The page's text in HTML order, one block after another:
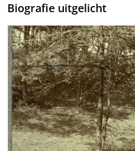
Biografie uitgelicht